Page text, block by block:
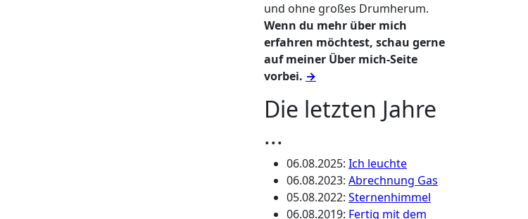
und ohne großes Drumherum.
Wenn du mehr über mich
erfahren möchtest, schau gerne
auf meiner Über mich-Seite
vorbei. →
Die letzten Jahre
...
06.08.2025: Ich leuchte
06.08.2023: Abrechnung Gas
05.08.2022: Sternenhimmel
06.08.2019: Fertig mit dem